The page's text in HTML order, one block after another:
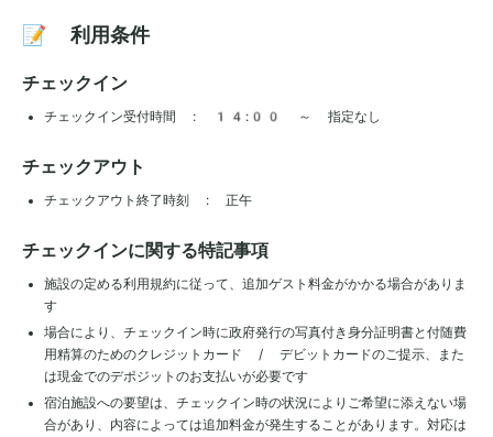
📝 利用条件
チェックイン
チェックイン受付時間 : 14:00 ～ 指定なし
チェックアウト
チェックアウト終了時刻 : 正午
チェックインに関する特記事項
施設の定める利用規約に従って、追加ゲスト料金がかかる場合がありま
す
場合により、チェックイン時に政府発行の写真付き身分証明書と付随費
用精算のためのクレジットカード / デビットカードのご提示、また
は現金でのデポジットのお支払いが必要です
宿泊施設への要望は、チェックイン時の状況によりご希望に添えない場
合があり、内容によっては追加料金が発生することがあります。対応は